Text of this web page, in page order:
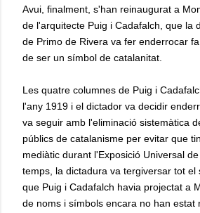
Avui, finalment, s'han reinaugurat a
de l'arquitecte Puig i Cadafalch, que la
de Primo de Rivera va fer enderrocar
de ser un símbol de catalanitat.
Les quatre columnes de Puig i
l'any 1919 i el dictador va decidir
va seguir amb l'eliminació sistemàtica
públics de catalanisme per evitar que
mediàtic durant l'Exposició Universal
temps, la dictadura va tergiversar tot el
que Puig i Cadafalch havia projectat a
de noms i símbols encara no han estat